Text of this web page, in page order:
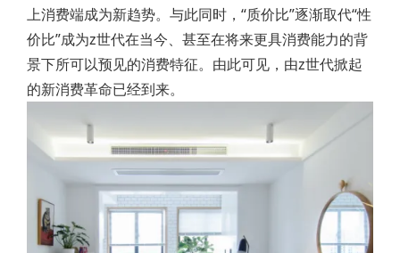
上消费端成为新趋势。与此同时，“质价比”逐渐取代“性
价比”成为z世代在当今、甚至在将来更具消费能力的背
景下所可以预见的消费特征。由此可见，由z世代掀起
的新消费革命已经到来。